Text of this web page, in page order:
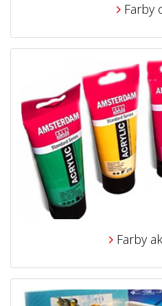
Farby
Farby